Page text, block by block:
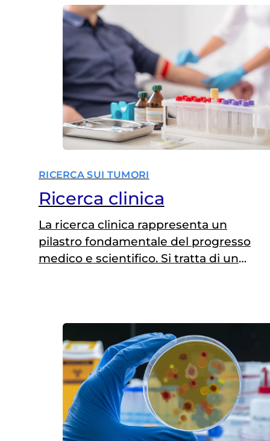
sono calate del 57%, passando dal
40% al 17% del totale delle
sperimentazioni autorizzate.
Risultato? Meno risposte ai bisogni
reali dei pazienti e meno…
RICERCA SUI TUMORI
Ricerca clinica
La ricerca clinica rappresenta un
pilastro fondamentale del progresso
medico e scientifico. Si tratta di un
trattamento di diverse patologie.
Contrariamente a quanto si pensa, la
ricerca clinica non riguarda
esclusivamente la sperimentazione
di nuovi farmaci, ma comprende…